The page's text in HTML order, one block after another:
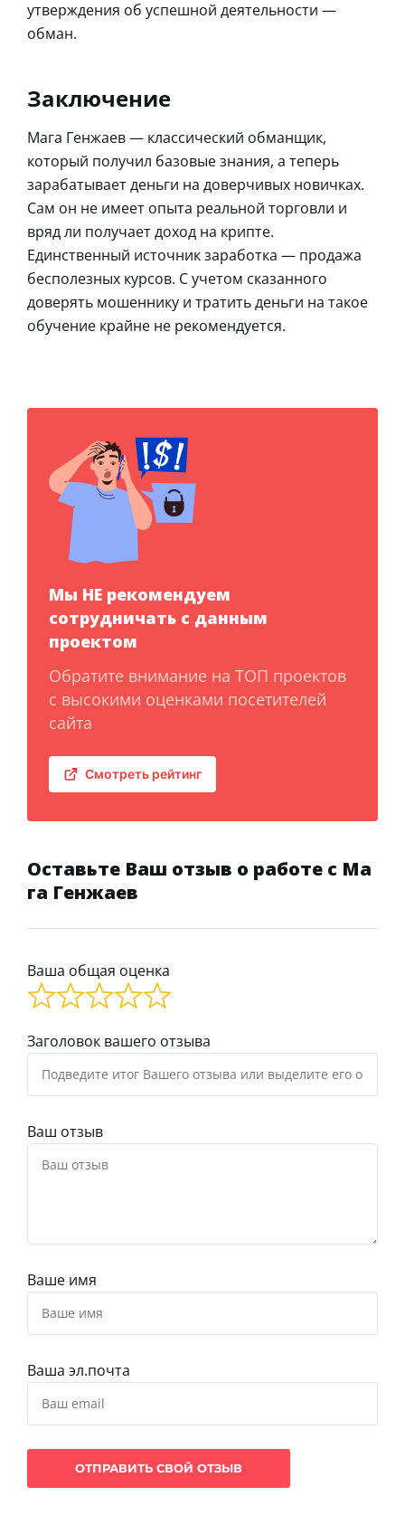
утверждения об успешной деятельности —
обман.
Заключение
Мага Генжаев — классический обманщик,
который получил базовые знания, а теперь
зарабатывает деньги на доверчивых новичках.
Сам он не имеет опыта реальной торговли и
вряд ли получает доход на крипте.
Единственный источник заработка — продажа
бесполезных курсов. С учетом сказанного
доверять мошеннику и тратить деньги на такое
обучение крайне не рекомендуется.
Мы НЕ рекомендуем
сотрудничать с данным
проектом
Обратите внимание на ТОП проектов
с высокими оценками посетителей
сайта
Смотреть рейтинг
Оставьте Ваш отзыв о работе с Ма
га Генжаев
Ваша общая оценка
Заголовок вашего отзыва
Ваш отзыв
Ваше имя
Ваша эл.почта